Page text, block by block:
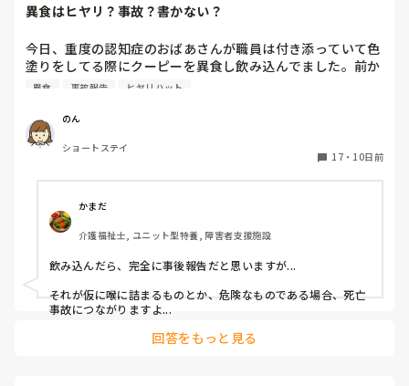
るため、発熱が疑われる場合は腋窩式で再測定していました。
個人的には、回数や体温計の種類よりも、普段との変化を早め
に把握することが大切だと思っています。食欲や表情、元気の
有無なども合わせて観察することで、体調変化に気付きやすく
なると感じています。
施設ごとに運用方法は違うと思いますが、それぞれの施設に合
った方法で、安全に利用者さんの健康管理ができるのが一番で
すね。
異食はヒヤリ？事故？書かない？
今日、重度の認知症のおばあさんが職員は付き添っていて色
塗りをしてる際にクーピーを異食し飲み込んでました。前か
ら異食しそうな雰囲気はありました。
い。なんならヒヤリも書かなくていいよ。と言われました。
私は書いた方が後からなんかあったらダメだからと言いまし
たがめんどくさいし見た感じ大丈夫そうだから！
皆さんの施設ではクーピーやティッシュ等の異食行為があっ
た際事故報告書に書きますか？
それともヒヤリハットを書きますか？
ぜひ教えてください。
異食 事故報告 ヒヤリハット
のん
ショートステイ
17・ 10日前
かまだ
介護福祉士, ユニット型特養, 障害者支援施設
飲み込んだら、完全に事後報告だと思いますが...
それが仮に喉に詰まるものとか、危険なものである場合、死亡
事故につながりますよ...
回答をもっと見る